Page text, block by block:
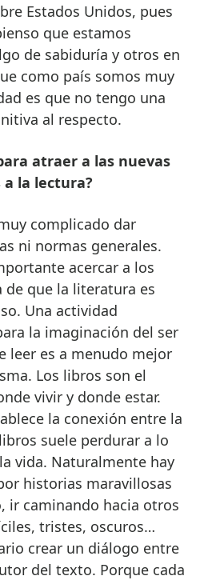
Estados Unidos, pues
que estamos
de sabiduría y otros en
como país somos muy
es que no tengo una
al respecto.
atraer a las nuevas
la lectura?
complicado dar
ni normas generales.
acercar a los
de que la literatura es
Una actividad
la imaginación del ser
leer es a menudo mejor
Los libros son el
vivir y donde estar.
la conexión entre la
suele perdurar a lo
vida. Naturalmente hay
historias maravillosas
ir caminando hacia otros
tristes, oscuros…
crear un diálogo entre
del texto. Porque cada